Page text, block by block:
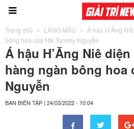
Trang chủ LÀNG MẪU
Á hậu H’Ăng
bông hoa của Ntk Tommy Nguyễn
Á hậu H’Ăng Niê
hàng ngàn bông hoa
Nguyễn
BAN BIÊN TẬP | 24/03/2022 - 10:04